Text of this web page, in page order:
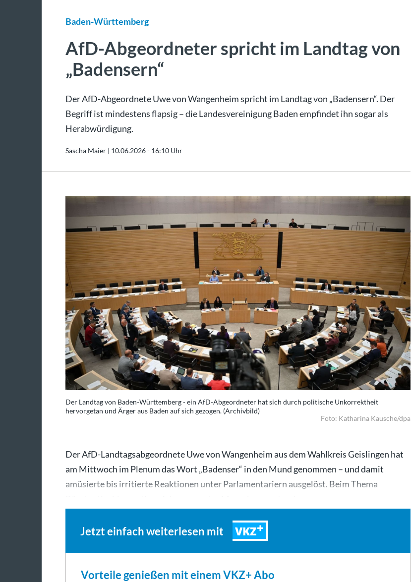
Baden-Württemberg
AfD-Abgeordneter spricht im Landtag von
„Badensern“
Der AfD-Abgeordnete Uwe von Wangenheim spricht im Landtag von „Badensern“. Der
Begriff ist mindestens flapsig – die Landesvereinigung Baden empfindet ihn sogar als
Herabwürdigung.
Sascha Maier | 10.06.2026 - 16:10 Uhr
Der Landtag von Baden-Württemberg - ein AfD-Abgeordneter hat sich durch politische Unkorrektheit
hervorgetan und Ärger aus Baden auf sich gezogen. (Archivbild)
Foto: Katharina Kausche/dpa
Der AfD-Landtagsabgeordnete Uwe von Wangenheim aus dem Wahlkreis Geislingen hat
am Mittwoch im Plenum das Wort „Badenser“ in den Mund genommen – und damit
amüsierte bis irritierte Reaktionen unter Parlamentariern ausgelöst. Beim Thema
Jetzt einfach weiterlesen mit VKZ
Vorteile genießen mit einem VKZ+ Abo